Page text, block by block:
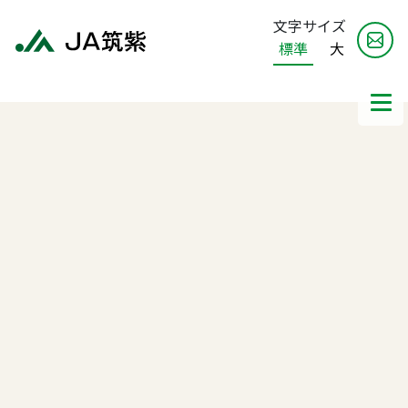
文字サイズ
標準
大